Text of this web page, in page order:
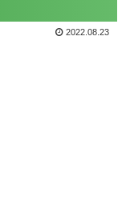
2022.08.23